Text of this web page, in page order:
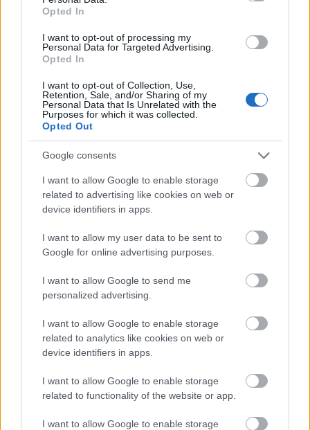
Opted In
I want to opt-out of processing my
Personal Data for Targeted Advertising.
Opted In
I want to opt-out of Collection, Use,
Retention, Sale, and/or Sharing of my
Personal Data that Is Unrelated with the
Purposes for which it was collected.
Opted Out
Google consents
I want to allow Google to enable storage
related to advertising like cookies on web or
device identifiers in apps.
I want to allow my user data to be sent to
Google for online advertising purposes.
I want to allow Google to send me
personalized advertising.
I want to allow Google to enable storage
related to analytics like cookies on web or
device identifiers in apps.
I want to allow Google to enable storage
related to functionality of the website or app.
I want to allow Google to enable storage
Prada vagy a Louis Vuitton divatház által
is.
szenvedett fukusimai atomerőmű környékén
termett retekből készítettlevest kínál a vásár
látogatóinak. Édesanyjuk főztjének
alapanyaga az általuk biztonságosnak
mondott övezetből származik. A testvérpár
nukleáris katasztrófa jut az emberek eszébe,
így még ha az általuk használt zöldségekről
tudományosan be is bizonyították, hogy
alacsony a szennyezettségi kockázatuk,
sokakban mégis rossz érzést kelt, ha
elfogadásával vagy elutasításával a látogatók
saját fukusimai érzéseikkel tudnak
tagadják, hogy politikai tartalma lehet
performanszuknak, amely szerintük inkább
az élelmiszer-biztonság kérdését feszegeti.
Forrás: Hirado.hu